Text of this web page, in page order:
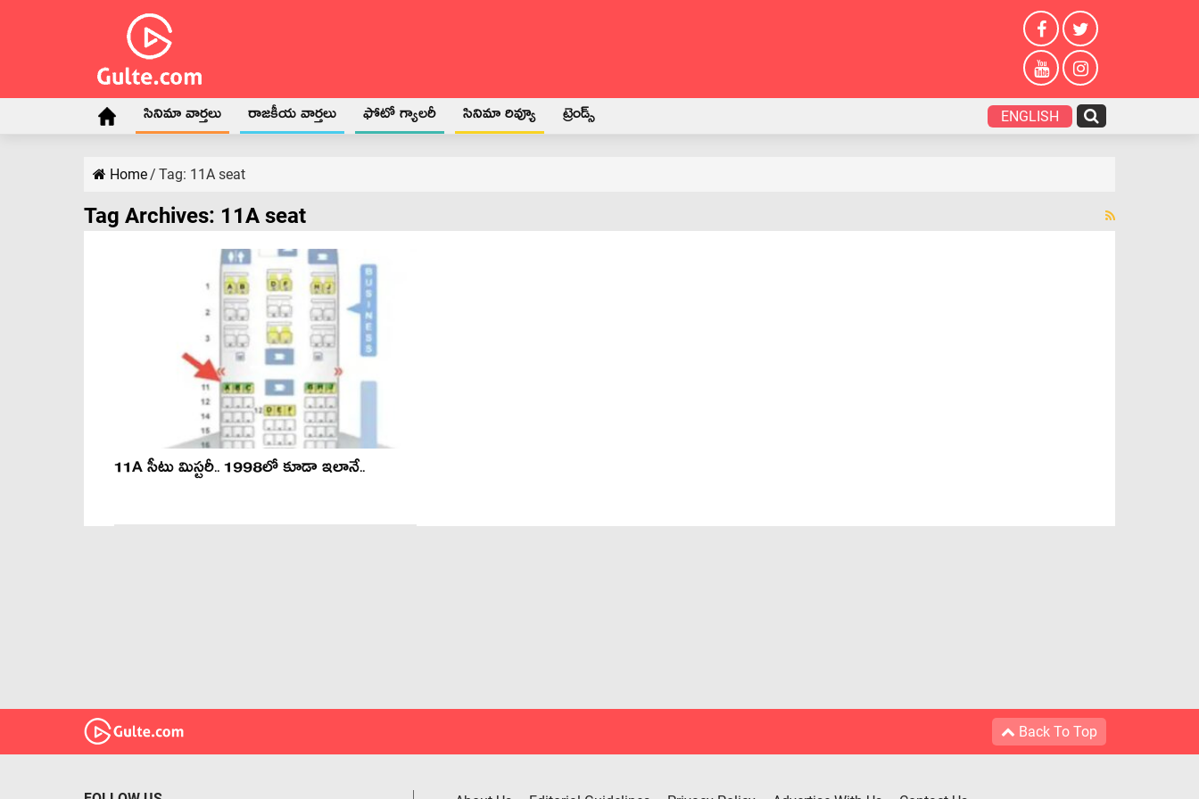
సినిమా వార్తలు రాజకీయ వార్తలు ఫోటో గ్యాలరీ సినిమా రివ్యూ ట్రెండ్స్ ENGLISH
Home/ Tag: 11A seat
Tag Archives: 11A seat
11A సీటు మిస్టరీ.. 1998లో కూడా ఇలానే..
Back To Top